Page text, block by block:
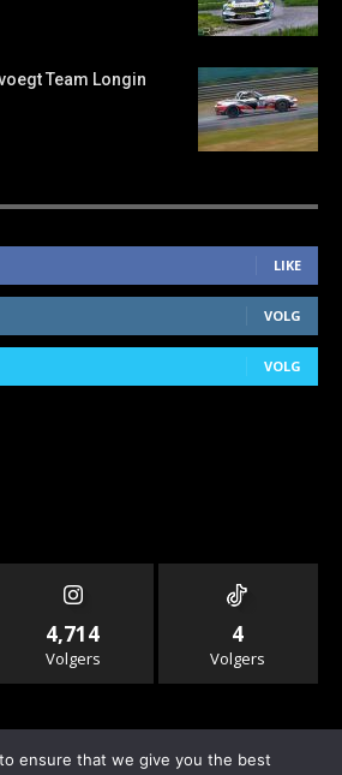
Team Longin
LIKE
VOLG
VOLG
4,714
Volgers
4
Volgers
ensure that we give you the best